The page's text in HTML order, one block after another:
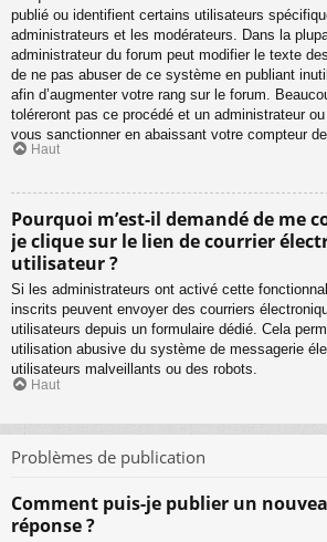
publié ou identifient certains utilisateurs
administrateurs et les modérateurs. Dans la
administrateur du forum peut modifier le texte
de ne pas abuser de ce système en publiant
afin d’augmenter votre rang sur le forum.
toléreront pas ce procédé et un administrateur
vous sanctionner en abaissant votre compteur
Haut
Pourquoi m’est-il demandé de me
je clique sur le lien de courrier
utilisateur ?
Si les administrateurs ont activé cette
inscrits peuvent envoyer des courriers
utilisateurs depuis un formulaire dédié. Cela
utilisation abusive du système de messagerie
utilisateurs malveillants ou des robots.
Haut
Problèmes de publication
Comment puis-je publier un
réponse ?